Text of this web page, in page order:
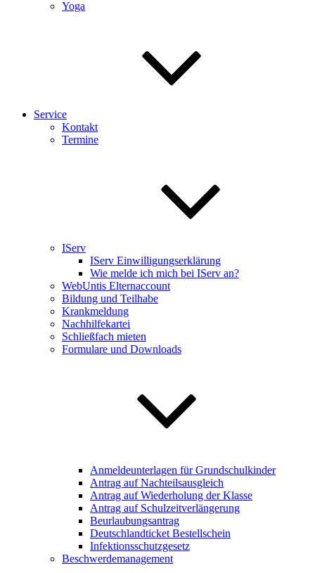
Yoga
Service
Kontakt
Termine
IServ
IServ Einwilligungserklärung
Wie melde ich mich bei IServ an?
WebUntis Elternaccount
Bildung und Teilhabe
Krankmeldung
Nachhilfekartei
Schließfach mieten
Formulare und Downloads
Anmeldeunterlagen für Grundschulkinder
Antrag auf Nachteilsausgleich
Antrag auf Wiederholung der Klasse
Antrag auf Schulzeitverlängerung
Beurlaubungsantrag
Deutschlandticket Bestellschein
Infektionsschutzgesetz
Beschwerdemanagement